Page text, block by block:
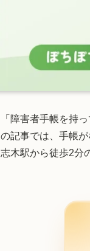
「障害者手帳を持
の記事では、手帳
志木駅から徒歩2分